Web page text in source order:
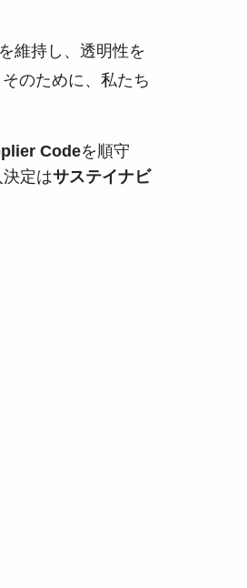
維持し、透明性を
のために、私たち
Codeを順守
定はサステイナビ